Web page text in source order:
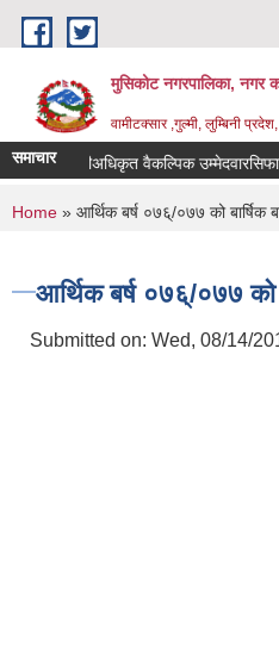
Skip to main content
मुसिकोट नगरपालिका, नगर
वामीटक्सार ,गुल्मी, लुम्बिनी
समाचारनापीअधिकृत वैकल्पिक उम्मेदवारसिफारिस
You are here
Home » आर्थिक बर्ष ०७६्/०७७ को बार्षिक
आर्थिक बर्ष ०७६्/०७७ को
Submitted on: Wed, 08/14/